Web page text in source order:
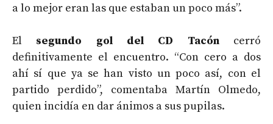
a lo mejor eran las que estaban un poco más”.
El segundo gol del CD Tacóncerró
definitivamente el encuentro. “Con cero a dos
ahí sí que ya se han visto un poco así, con el
partido perdido”, comentaba Martín Olmedo,
quien incidía en dar ánimos a sus pupilas.